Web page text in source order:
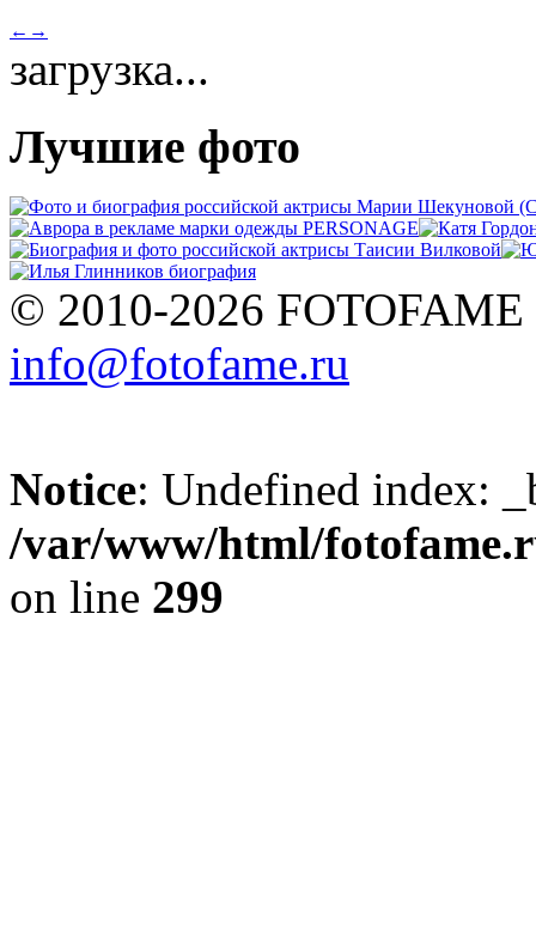
← →
загрузка...
Лучшие фото
© 2010-2026 FOTOFAME
info@fotofame.ru
Notice: Undefined index:
/var/www/html/
on line 299